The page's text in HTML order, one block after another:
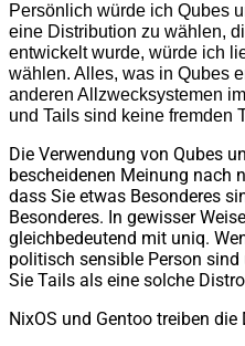
Persönlich würde ich Qubes
eine Distribution zu wählen,
entwickelt wurde, würde ich
wählen. Alles, was in Qubes
anderen Allzwecksystemen
und Tails sind keine fremden
Die Verwendung von Qubes
bescheidenen Meinung nach
dass Sie etwas Besonderes
Besonderes. In gewisser
gleichbedeutend mit uniq.
politisch sensible Person
Sie Tails als eine solche
NixOS und Gentoo treiben